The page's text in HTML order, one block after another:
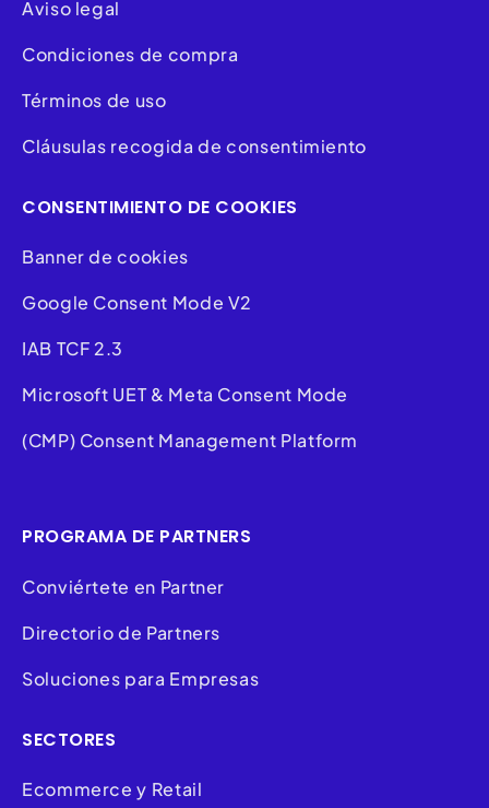
Aviso legal
Condiciones de compra
Términos de uso
Cláusulas recogida de consentimiento
CONSENTIMIENTO DE COOKIES
Banner de cookies
Google Consent Mode V2
IAB TCF 2.3
Microsoft UET & Meta Consent Mode
(CMP) Consent Management Platform
PROGRAMA DE PARTNERS
Conviértete en Partner
Directorio de Partners
Soluciones para Empresas
SECTORES
Ecommerce y Retail